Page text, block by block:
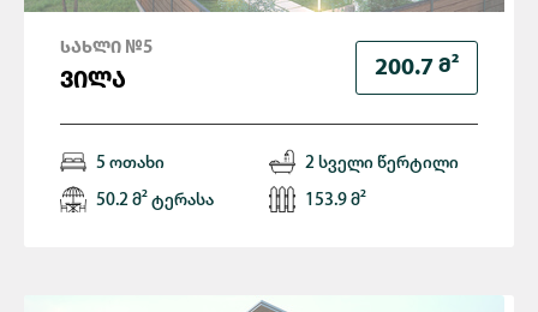
200.7 Მ²
ᲡᲐᲮᲚᲘ №5
ᲕᲘᲚᲐ
5 ოთახი 2 სველი წერტილი
50.2 მ² ტერასა 153.9 მ²